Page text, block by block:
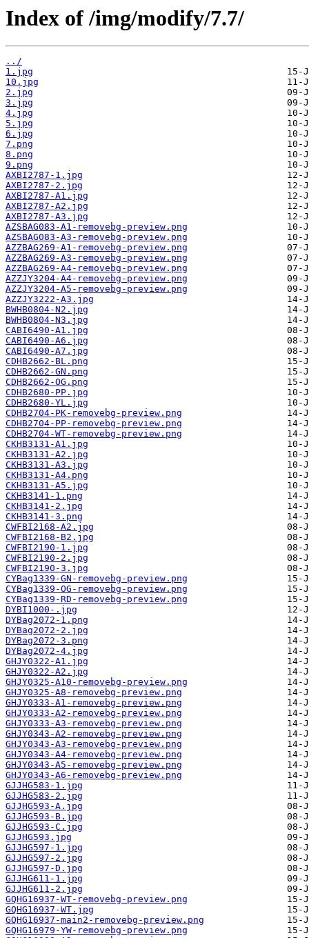
Index of /img/modify/7.7/
../
1.jpg
10.jpg
2.jpg
3.jpg
4.jpg
5.jpg
6.jpg
7.png
8.png
9.png
AXBI2787-1.jpg
AXBI2787-2.jpg
AXBI2787-A1.jpg
AXBI2787-A2.jpg
AXBI2787-A3.jpg
AZSBAG083-A1-removebg-preview.png
AZSBAG083-A3-removebg-preview.png
AZZBAG269-A1-removebg-preview.png
AZZBAG269-A3-removebg-preview.png
AZZBAG269-A4-removebg-preview.png
AZZJY3204-A4-removebg-preview.png
AZZJY3204-A5-removebg-preview.png
AZZJY3222-A3.jpg
BWHB0804-N2.jpg
BWHB0804-N3.jpg
CABI6490-A1.jpg
CABI6490-A6.jpg
CABI6490-A7.jpg
CDHB2662-BL.png
CDHB2662-GN.png
CDHB2662-OG.png
CDHB2680-PP.jpg
CDHB2680-YL.jpg
CDHB2704-PK-removebg-preview.png
CDHB2704-PP-removebg-preview.png
CDHB2704-WT-removebg-preview.png
CKHB3131-A1.jpg
CKHB3131-A2.jpg
CKHB3131-A3.jpg
CKHB3131-A4.png
CKHB3131-A5.jpg
CKHB3141-1.png
CKHB3141-2.jpg
CKHB3141-3.png
CWFBI2168-A2.jpg
CWFBI2168-B2.jpg
CWFBI2190-1.jpg
CWFBI2190-2.jpg
CWFBI2190-3.jpg
CYBag1339-GN-removebg-preview.png
CYBag1339-OG-removebg-preview.png
CYBag1339-RD-removebg-preview.png
DYBI1000-.jpg
DYBag2072-1.png
DYBag2072-2.jpg
DYBag2072-3.png
DYBag2072-4.jpg
GHJY0322-A1.jpg
GHJY0322-A2.jpg
GHJY0325-A10-removebg-preview.png
GHJY0325-A8-removebg-preview.png
GHJY0333-A1-removebg-preview.png
GHJY0333-A2-removebg-preview.png
GHJY0333-A3-removebg-preview.png
GHJY0343-A2-removebg-preview.png
GHJY0343-A3-removebg-preview.png
GHJY0343-A4-removebg-preview.png
GHJY0343-A5-removebg-preview.png
GHJY0343-A6-removebg-preview.png
GJJHG583-1.jpg
GJJHG583-2.jpg
GJJHG593-A.jpg
GJJHG593-B.jpg
GJJHG593-C.jpg
GJJHG593.jpg
GJJHG597-1.jpg
GJJHG597-2.jpg
GJJHG597-D.jpg
GJJHG611-1.jpg
GJJHG611-2.jpg
GQHG16937-WT-removebg-preview.png
GQHG16937-WT.jpg
GQHG16937-main2-removebg-preview.png
GQHG16979-YW-removebg-preview.png